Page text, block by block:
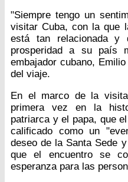
"Siempre tengo un
visitar Cuba, con la que
está tan relacionada y
prosperidad a su país
embajador cubano,
del viaje.
En el marco de la
primera vez en la
patriarca y el papa, que
calificado como un
deseo de la Santa Sede
que el encuentro se
esperanza para las